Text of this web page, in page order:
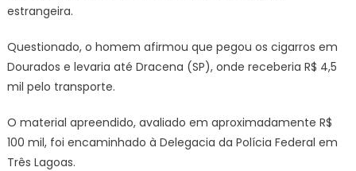
estrangeira.
Questionado, o homem afirmou que pegou os cigarros em
Dourados e levaria até Dracena (SP), onde receberia R$ 4,5
mil pelo transporte.
O material apreendido, avaliado em aproximadamente R$
100 mil, foi encaminhado à Delegacia da Polícia Federal em
Três Lagoas.